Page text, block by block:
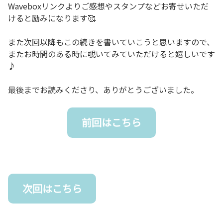
Waveboxリンクよりご感想やスタンプなどお寄せいただ
けると励みになります🥰
また次回以降もこの続きを書いていこうと思いますので、
またお時間のある時に覗いてみていただけると嬉しいです
♪
最後までお読みくださり、ありがとうございました。
前回はこちら
次回はこちら